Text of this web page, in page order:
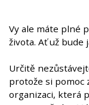
Vy ale máte plné
života. Ať už
Určitě
protože si pomoc
organizaci, která